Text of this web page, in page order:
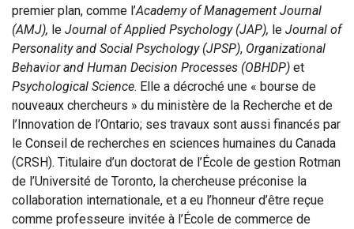
premier plan, comme l’Academy of Management Journal
(AMJ), le Journal of Applied Psychology (JAP), le Journal of
Personality and Social Psychology (JPSP), Organizational
Behavior and Human Decision Processes (OBHDP) et
Psychological Science. Elle a décroché une « bourse de
nouveaux chercheurs » du ministère de la Recherche et de
l’Innovation de l’Ontario; ses travaux sont aussi financés par
le Conseil de recherches en sciences humaines du Canada
(CRSH). Titulaire d’un doctorat de l’École de gestion Rotman
de l’Université de Toronto, la chercheuse préconise la
collaboration internationale, et a eu l’honneur d’être reçue
comme professeure invitée à l’École de commerce de